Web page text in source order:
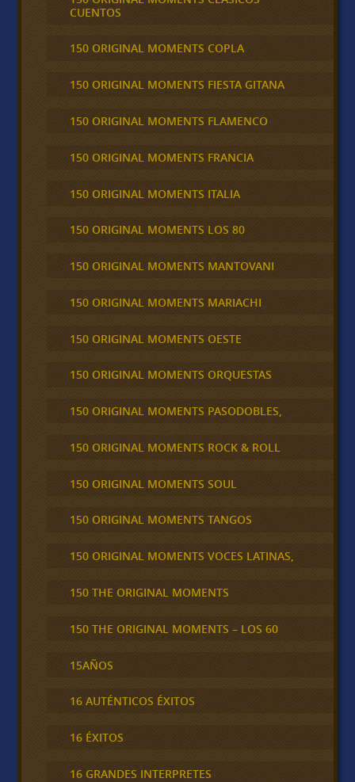
CUENTOS
150 ORIGINAL MOMENTS COPLA
150 ORIGINAL MOMENTS FIESTA GITANA
150 ORIGINAL MOMENTS FLAMENCO
150 ORIGINAL MOMENTS FRANCIA
150 ORIGINAL MOMENTS ITALIA
150 ORIGINAL MOMENTS LOS 80
150 ORIGINAL MOMENTS MANTOVANI
150 ORIGINAL MOMENTS MARIACHI
150 ORIGINAL MOMENTS OESTE
150 ORIGINAL MOMENTS ORQUESTAS
150 ORIGINAL MOMENTS PASODOBLES,
150 ORIGINAL MOMENTS ROCK & ROLL
150 ORIGINAL MOMENTS SOUL
150 ORIGINAL MOMENTS TANGOS
150 ORIGINAL MOMENTS VOCES LATINAS,
150 THE ORIGINAL MOMENTS
150 THE ORIGINAL MOMENTS – LOS 60
15AÑOS
16 AUTÉNTICOS ÉXITOS
16 ÉXITOS
16 GRANDES INTERPRETES